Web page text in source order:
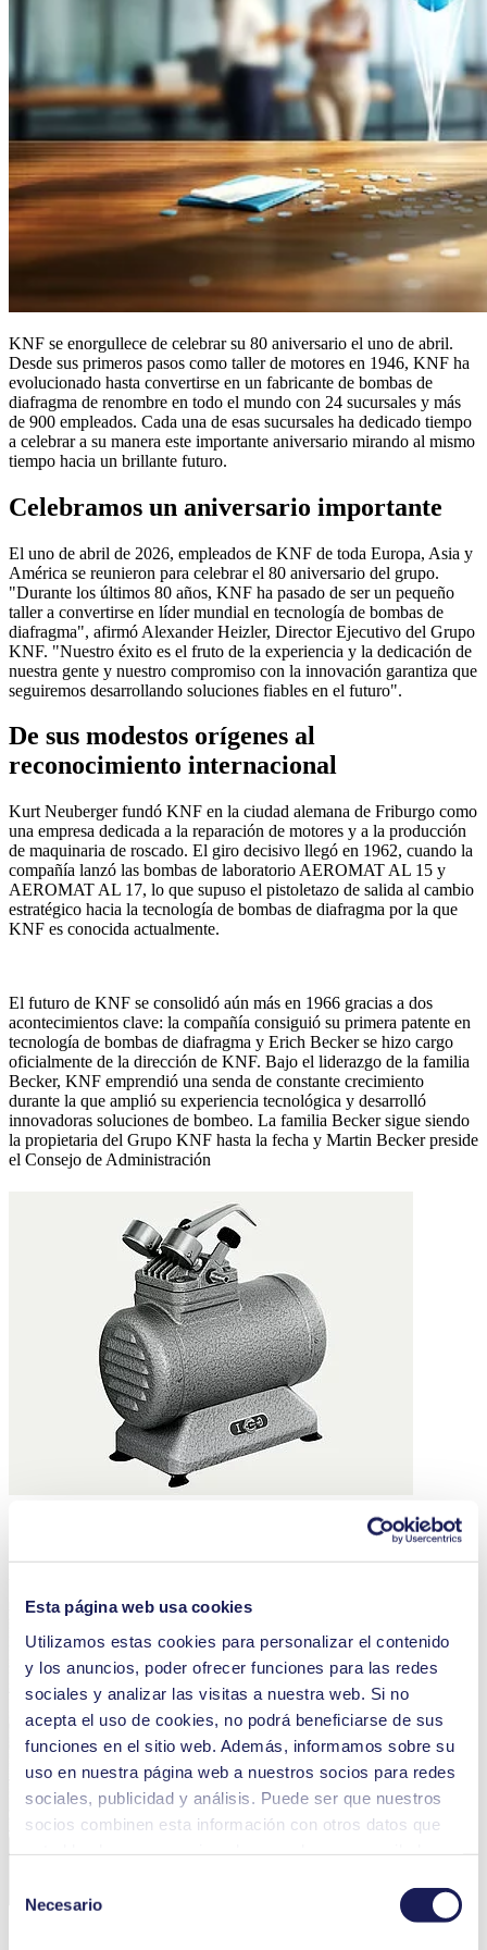
Esta página web usa cookies
Utilizamos estas cookies para personalizar el contenido
y los anuncios, poder ofrecer funciones para las redes
sociales y analizar las visitas a nuestra web. Si no
acepta el uso de cookies, no podrá beneficiarse de sus
funciones en el sitio web. Además, informamos sobre su
uso en nuestra página web a nuestros socios para redes
sociales, publicidad y análisis. Puede ser que nuestros
socios combinen esta información con otros datos que
Usted puede revocar su consentimiento en cualquier
momento: solo tiene que hacer clic en «Cookies» al final
Necesario
KNF se enorgullece de celebrar su 80 aniversario el uno de abril.
Desde sus primeros pasos como taller de motores en 1946, KNF ha
evolucionado hasta convertirse en un fabricante de bombas de
diafragma de renombre en todo el mundo con 24 sucursales y más
de 900 empleados. Cada una de esas sucursales ha dedicado tiempo
a celebrar a su manera este importante aniversario mirando al mismo
tiempo hacia un brillante futuro.
Celebramos un aniversario importante
El uno de abril de 2026, empleados de KNF de toda Europa, Asia y
América se reunieron para celebrar el 80 aniversario del grupo.
"Durante los últimos 80 años, KNF ha pasado de ser un pequeño
taller a convertirse en líder mundial en tecnología de bombas de
diafragma", afirmó Alexander Heizler, Director Ejecutivo del Grupo
KNF. "Nuestro éxito es el fruto de la experiencia y la dedicación de
nuestra gente y nuestro compromiso con la innovación garantiza que
seguiremos desarrollando soluciones fiables en el futuro".
De sus modestos orígenes al
reconocimiento internacional
Kurt Neuberger fundó KNF en la ciudad alemana de Friburgo como
una empresa dedicada a la reparación de motores y a la producción
de maquinaria de roscado. El giro decisivo llegó en 1962, cuando la
compañía lanzó las bombas de laboratorio AEROMAT AL 15 y
AEROMAT AL 17, lo que supuso el pistoletazo de salida al cambio
estratégico hacia la tecnología de bombas de diafragma por la que
KNF es conocida actualmente.
El futuro de KNF se consolidó aún más en 1966 gracias a dos
acontecimientos clave: la compañía consiguió su primera patente en
tecnología de bombas de diafragma y Erich Becker se hizo cargo
oficialmente de la dirección de KNF. Bajo el liderazgo de la familia
Becker, KNF emprendió una senda de constante crecimiento
durante la que amplió su experiencia tecnológica y desarrolló
innovadoras soluciones de bombeo. La familia Becker sigue siendo
la propietaria del Grupo KNF hasta la fecha y Martin Becker preside
el Consejo de Administración